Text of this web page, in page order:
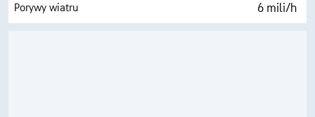
Porywy wiatru 6 mili/h